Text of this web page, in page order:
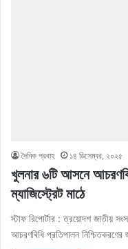
দৈনিক প্রবাহ ১৪ ডিসেম্বর, ২০২৫
খুলনার ৬টি আসনে
ম্যাজিস্ট্রেট মাঠে
স্টাফ রিপোর্টার : ত্রয়োদশ জাতীয়
আচরণবিধি প্রতিপালন